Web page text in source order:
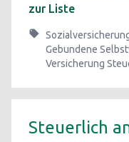
zur Liste
Gebundene
Versicherung
Steuerlich